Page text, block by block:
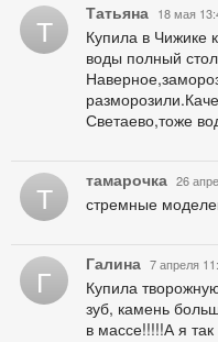
Т Татьяна 18 мая
Купила в Чижике
воды полный
Светаево,тоже
Т тамарочка 26
стремные
Г Галина 7 апреля
Купила
зуб, камень
в массе!!!!!А я